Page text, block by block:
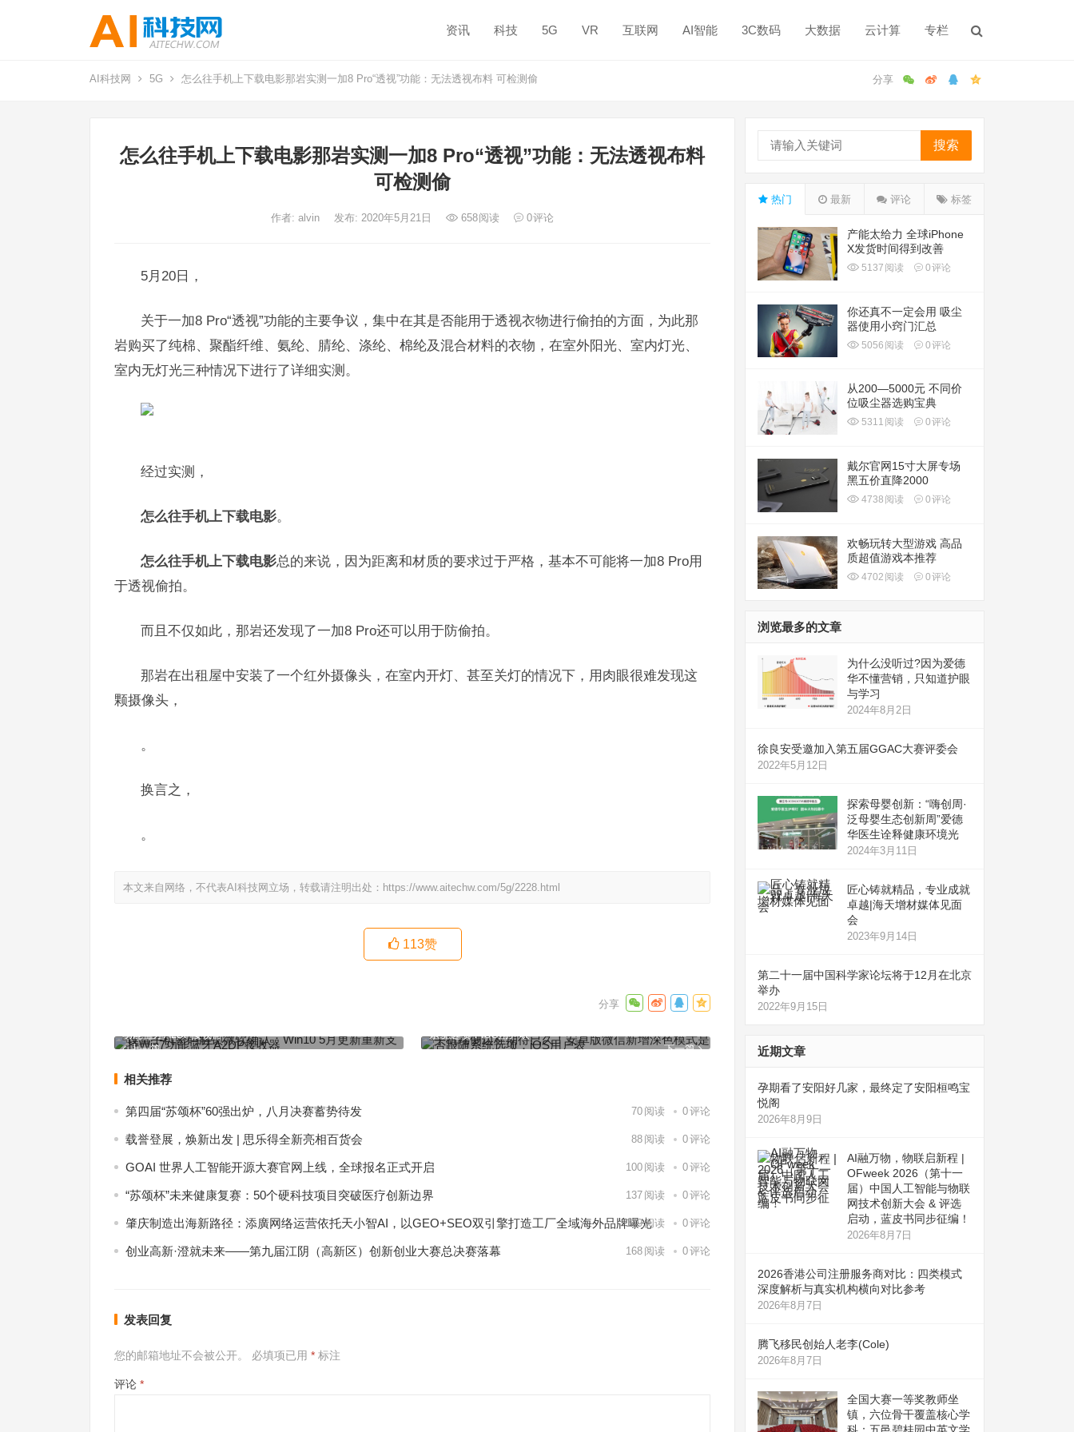
资讯 科技 5G VR 互联网 AI智能 3C数码 大数据 云计算 专栏
AI科技网 5G 怎么往手机上下载电影那岩实测一加8 Pro“透视”功能：无法透视布料 可检测偷
怎么往手机上下载电影那岩实测一加8 Pro“透视”功能：无法透视布料
可检测偷
作者: alvin 发布: 2020年5月21日 658阅读 0评论
5月20日，
关于一加8 Pro“透视”功能的主要争议，集中在其是否能用于透视衣物进行偷拍的方面，为此那
岩购买了纯棉、聚酯纤维、氨纶、腈纶、涤纶、棉纶及混合材料的衣物，在室外阳光、室内灯光、
室内无灯光三种情况下进行了详细实测。
经过实测，
怎么往手机上下载电影。
怎么往手机上下载电影总的来说，因为距离和材质的要求过于严格，基本不可能将一加8 Pro用
于透视偷拍。
而且不仅如此，那岩还发现了一加8 Pro还可以用于防偷拍。
那岩在出租屋中安装了一个红外摄像头，在室内开灯、甚至关灯的情况下，用肉眼很难发现这
颗摄像头，
。
换言之，
。
本文来自网络，不代表AI科技网立场，转载请注明出处： https://www.aitechw.com/5g/2228.html
113赞
上一篇
功能蓝牙A2DP接收器
下一篇
系统选项：iOS用户表
相关推荐
第四届“苏颂杯”60强出炉，八月决赛蓄势待发 70 阅读 0评论
载誉登展，焕新出发 | 思乐得全新亮相百货会 88 阅读 0评论
GOAI 世界人工智能开源大赛官网上线，全球报名正式开启 100 阅读 0评论
“苏颂杯”未来健康复赛：50个硬科技项目突破医疗创新边界 137 阅读 0评论
肇庆制造出海新路径：添廣网络运营依托天小智AI，以GEO+SEO双引擎打造工厂全域海外品牌曝光
149阅读 0评论
创业高新·澄就未来——第九届江阴（高新区）创新创业大赛总决赛落幕 168 阅读 0评论
发表回复
您的邮箱地址不会被公开。 必填项已用 * 标注
评论 *
搜索
热门 最新 评论 标签
产能太给力 全球iPhone
X发货时间得到改善
5137 阅读 0评论
你还真不一定会用 吸尘
器使用小窍门汇总
5056 阅读 0评论
从200—5000元 不同价
位吸尘器选购宝典
5311 阅读 0评论
戴尔官网15寸大屏专场
黑五价直降2000
4738 阅读 0评论
欢畅玩转大型游戏 高品
质超值游戏本推荐
4702 阅读 0评论
浏览最多的文章
为什么没听过?因为爱德
华不懂营销，只知道护眼
与学习
2024年8月2日
徐良安受邀加入第五届GGAC大赛评委会
2022年5月12日
探索母婴创新：“嗨创周·
泛母婴生态创新周”爱德
华医生诠释健康环境光
2024年3月11日
匠心铸就精品，专业成就
卓越|海天增材媒体见面
会
2023年9月14日
第二十一届中国科学家论坛将于12月在北京
举办
2022年9月15日
近期文章
孕期看了安阳好几家，最终定了安阳桓鸣宝
悦阁
2026年8月9日
AI融万物，物联启新程 |
OFweek 2026（第十一
届）中国人工智能与物联
网技术创新大会 & 评选
启动，蓝皮书同步征编！
2026年8月7日
2026香港公司注册服务商对比：四类模式
深度解析与真实机构横向对比参考
2026年8月7日
腾飞移民创始人老李(Cole)
2026年8月7日
全国大赛一等奖教师坐
镇，六位骨干覆盖核心学